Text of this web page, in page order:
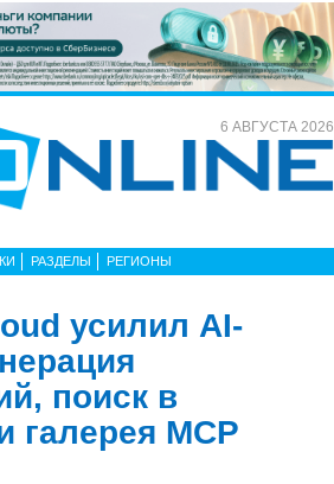
6 АВГУСТА 2026
РАЗДЕЛЫ РЕГИОНЫ
усилил AI-
поиск в
галерея MCP